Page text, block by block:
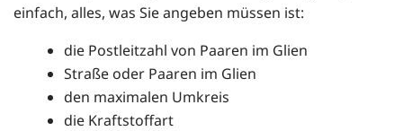
einfach, alles, was Sie angeben müssen ist:
die Postleitzahl von Paaren im Glien
Straße oder Paaren im Glien
den maximalen Umkreis
die Kraftstoffart